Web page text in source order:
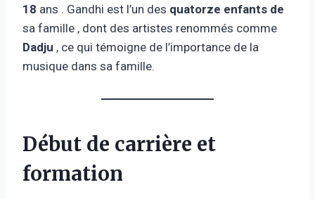
18 ans . Gandhi est l’un des quatorze enfants de
sa famille , dont des artistes renommés comme
Dadju , ce qui témoigne de l’importance de la
musique dans sa famille.
Début de carrière et
formation